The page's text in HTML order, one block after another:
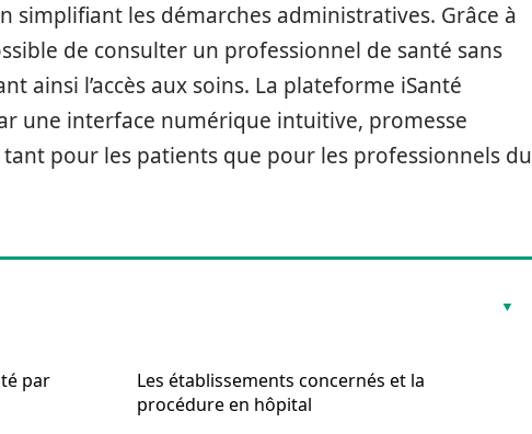
simplifiant les démarches administratives. Grâce à
de consulter un professionnel de santé sans
ainsi l’accès aux soins. La plateforme iSanté
une interface numérique intuitive, promesse
tant pour les patients que pour les professionnels du
par
Les établissements concernés et la
procédure en hôpital